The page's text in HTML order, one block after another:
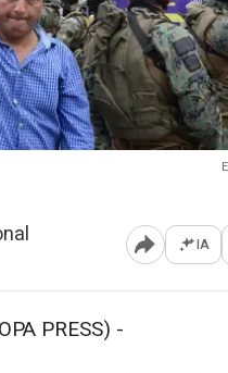
Abrir IA
PRESS) -